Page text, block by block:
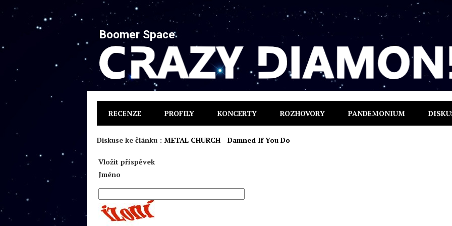
Boomer Space
RECENZE PROFILY KONCERTY ROZHOVORY PANDEMONIUM
Diskuse ke článku : METAL CHURCH - Damned If You Do
Vložit příspěvek
Jméno